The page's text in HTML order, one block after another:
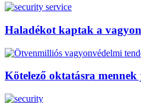
Haladékot kaptak a
Kötelező oktatásra